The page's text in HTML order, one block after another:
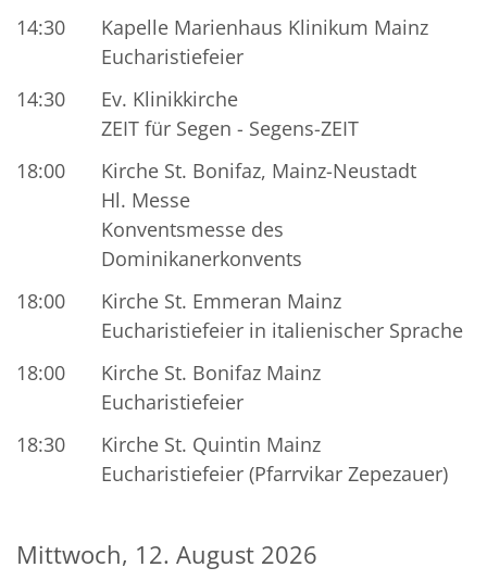
14:30
Kapelle Marienhaus Klinikum Mainz
Eucharistiefeier
14:30
Ev. Klinikkirche
ZEIT für Segen - Segens-ZEIT
18:00
Kirche St. Bonifaz, Mainz-Neustadt
Hl. Messe
Konventsmesse des
Dominikanerkonvents
18:00
Kirche St. Emmeran Mainz
Eucharistiefeier in italienischer Sprache
18:00
Kirche St. Bonifaz Mainz
Eucharistiefeier
18:30
Kirche St. Quintin Mainz
Eucharistiefeier (Pfarrvikar Zepezauer)
Mittwoch, 12. August 2026